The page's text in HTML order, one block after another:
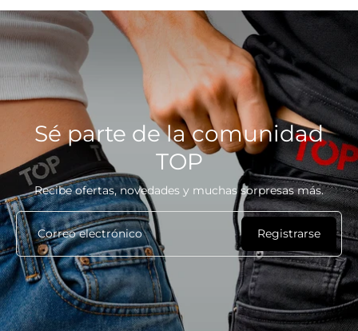
Sé parte de la comunidad
TOP
Recibe ofertas, novedades y muchas sorpresas más.
Correo electrónico Registrarse